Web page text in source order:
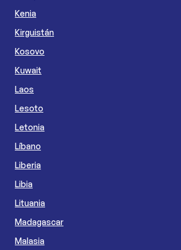
Kenia
Kirguistán
Kosovo
Kuwait
Laos
Lesoto
Letonia
Líbano
Liberia
Libia
Lituania
Madagascar
Malasia